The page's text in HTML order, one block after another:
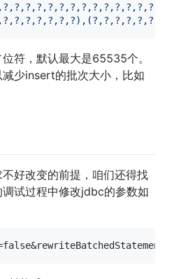
符，默认最大是65535个。
少insert的批次大小，比如
好改变的前提，咱们还得找
试过程中修改jdbc的参数如